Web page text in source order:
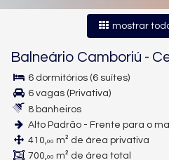
mostrar
Balneário Camboriú -
6 dormitórios (6 suítes)
6 vagas (Privativa)
8 banheiros
Alto Padrão - Frente para o
410,00 m² de área privativa
700,00 m² de área total